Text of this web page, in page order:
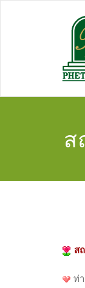
ส
ส
ท่